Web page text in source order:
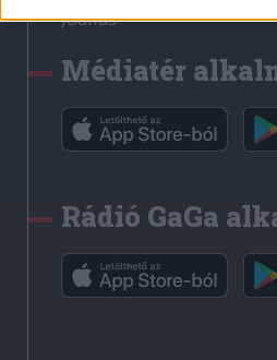
Jóállás
Médiatér
Rádió GaGa